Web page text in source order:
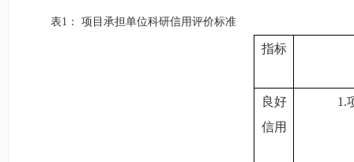
表1 ： 项目承担单位科研信用评价标准
指标
良好
信用
1.